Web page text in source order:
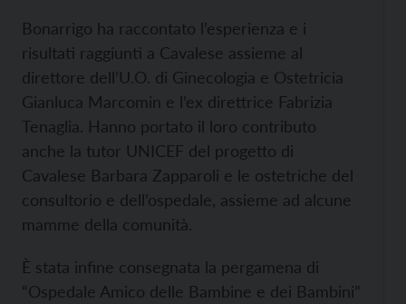
Bonarrigo ha raccontato l’esperienza e i
risultati raggiunti a Cavalese assieme al
direttore dell’U.O. di Ginecologia e Ostetricia
Gianluca Marcomin e l’ex direttrice Fabrizia
Tenaglia. Hanno portato il loro contributo
anche la tutor UNICEF del progetto di
Cavalese Barbara Zapparoli e le ostetriche del
consultorio e dell’ospedale, assieme ad alcune
mamme della comunità.
È stata infine consegnata la pergamena di
“Ospedale Amico delle Bambine e dei Bambini”